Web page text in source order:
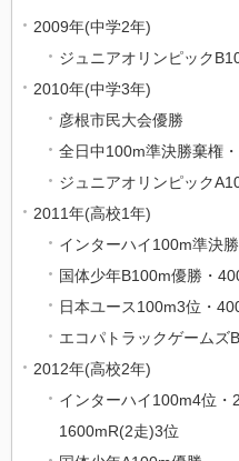
2009年(中学2年)
ジュニアオリンピック
2010年(中学3年)
彦根市民大会優勝
全日中100m準決勝棄権
ジュニアオリンピック
2011年(高校1年)
インターハイ100m準決
国体少年B100m優勝・
日本ユース100m3位・
エコパトラックゲームズ
2012年(高校2年)
インターハイ100m4位・
1600mR(2走)3位